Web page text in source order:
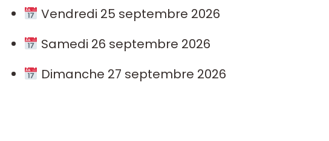
Vendredi 25 septembre 2026
Samedi 26 septembre 2026
Dimanche 27 septembre 2026